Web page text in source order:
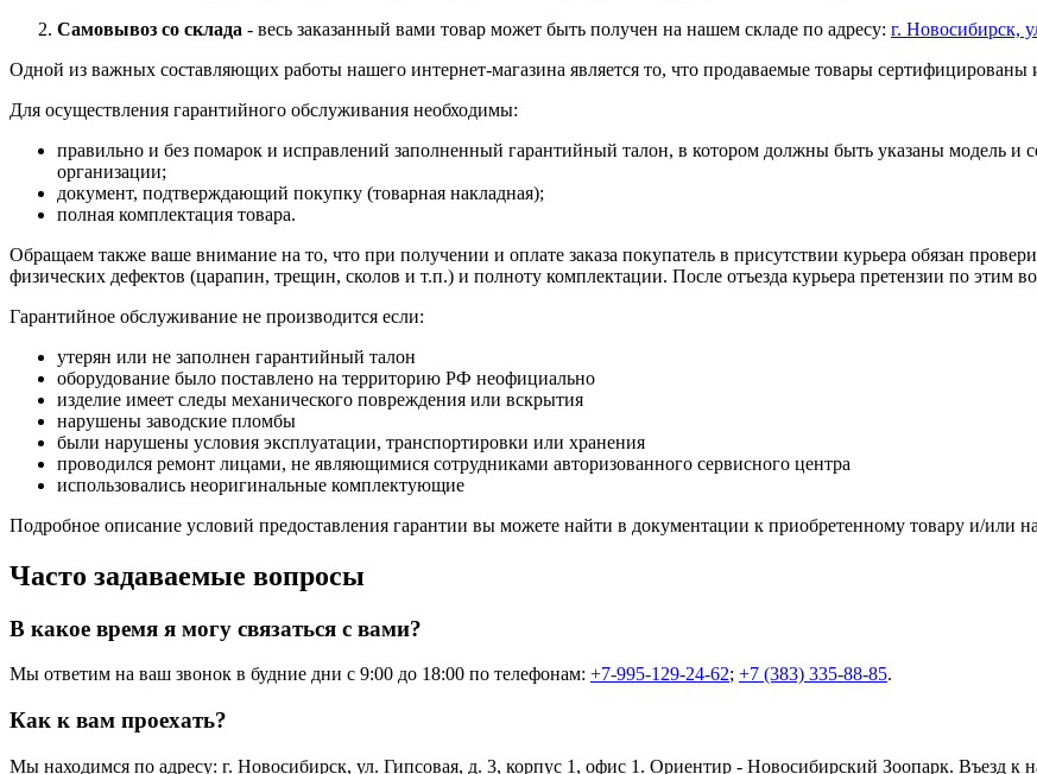
Самовывоз со склада - весь заказанный вами товар может быть получен на нашем складе по адресу: г. Новосибирск,
Одной из важных составляющих работы нашего интернет-магазина является то, что продаваемые товары
Для осуществления гарантийного обслуживания необходимы:
правильно и без помарок и исправлений заполненный гарантийный талон, в котором должны быть указаны модель и
организации;
документ, подтверждающий покупку (товарная накладная);
полная комплектация товара.
Обращаем также ваше внимание на то, что при получении и оплате заказа покупатель в присутствии курьера обязан
физических дефектов (царапин, трещин, сколов и т.п.) и полноту комплектации. После отъезда курьера претензии по этим
Гарантийное обслуживание не производится если:
утерян или не заполнен гарантийный талон
оборудование было поставлено на территорию РФ неофициально
изделие имеет следы механического повреждения или вскрытия
нарушены заводские пломбы
были нарушены условия эксплуатации, транспортировки или хранения
проводился ремонт лицами, не являющимися сотрудниками авторизованного сервисного центра
использовались неоригинальные комплектующие
Подробное описание условий предоставления гарантии вы можете найти в документации к приобретенному товару и/или
Часто задаваемые вопросы
В какое время я могу связаться с вами?
Мы ответим на ваш звонок в будние дни с 9:00 до 18:00 по телефонам: +7-995-129-24-62; +7 (383) 335-88-85.
Как к вам проехать?
Мы находимся по адресу: г. Новосибирск, ул. Гипсовая, д. 3, корпус 1, офис 1. Ориентир - Новосибирский Зоопарк. Въезд к